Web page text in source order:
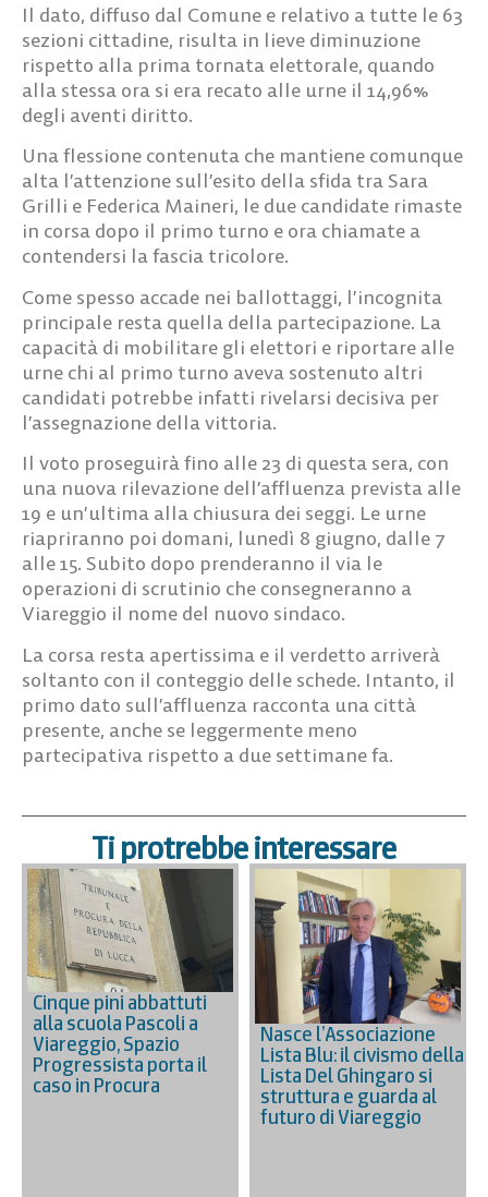
Il dato, diffuso dal Comune e relativo a tutte le 63
sezioni cittadine, risulta in lieve diminuzione
rispetto alla prima tornata elettorale, quando
alla stessa ora si era recato alle urne il 14,96%
degli aventi diritto.
Una flessione contenuta che mantiene comunque
alta l’attenzione sull’esito della sfida tra Sara
Grilli e Federica Maineri, le due candidate rimaste
in corsa dopo il primo turno e ora chiamate a
contendersi la fascia tricolore.
Come spesso accade nei ballottaggi, l’incognita
principale resta quella della partecipazione. La
capacità di mobilitare gli elettori e riportare alle
urne chi al primo turno aveva sostenuto altri
candidati potrebbe infatti rivelarsi decisiva per
l’assegnazione della vittoria.
Il voto proseguirà fino alle 23 di questa sera, con
una nuova rilevazione dell’affluenza prevista alle
19 e un’ultima alla chiusura dei seggi. Le urne
riapriranno poi domani, lunedì 8 giugno, dalle 7
alle 15. Subito dopo prenderanno il via le
operazioni di scrutinio che consegneranno a
Viareggio il nome del nuovo sindaco.
La corsa resta apertissima e il verdetto arriverà
soltanto con il conteggio delle schede. Intanto, il
primo dato sull’affluenza racconta una città
presente, anche se leggermente meno
partecipativa rispetto a due settimane fa.
Ti protrebbe interessare
Cinque pini abbattuti
alla scuola Pascoli a
Viareggio, Spazio
Progressista porta il
caso in Procura
Nasce l’Associazione
Lista Blu: il civismo della
Lista Del Ghingaro si
struttura e guarda al
futuro di Viareggio